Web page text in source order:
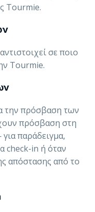
Tourmie.
σε ποιο
Tourmie.
την πρόσβαση των
πρόσβαση στη
παράδειγμα,
check-in ή όταν
απόστασης από το